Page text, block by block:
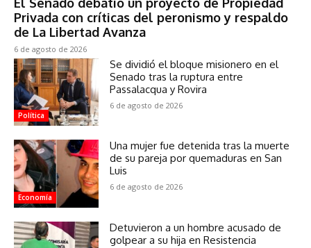
Privada con críticas del peronismo y respaldo
de La Libertad Avanza
6 de agosto de 2026
Política
Se dividió el bloque misionero en el
Senado tras la ruptura entre
Passalacqua y Rovira
6 de agosto de 2026
Economía
Una mujer fue detenida tras la muerte
de su pareja por quemaduras en San
Luis
6 de agosto de 2026
Detuvieron a un hombre acusado de
golpear a su hija en Resistencia